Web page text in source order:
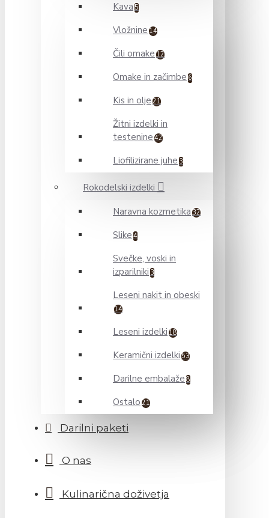
Kava 5
Vložnine 14
Čili omake 12
Omake in začimbe 6
Kis in olje 21
Žitni izdelki in
testenine 42
Liofilizirane juhe 3
Rokodelski izdelki
Naravna kozmetika 32
Slike 4
Svečke, voski in
izparilniki 3
Leseni nakit in obeski
14
Leseni izdelki 18
Keramični izdelki 53
Darilne embalaže 8
Ostalo 21
Darilni paketi
O nas
Kulinarična doživetja